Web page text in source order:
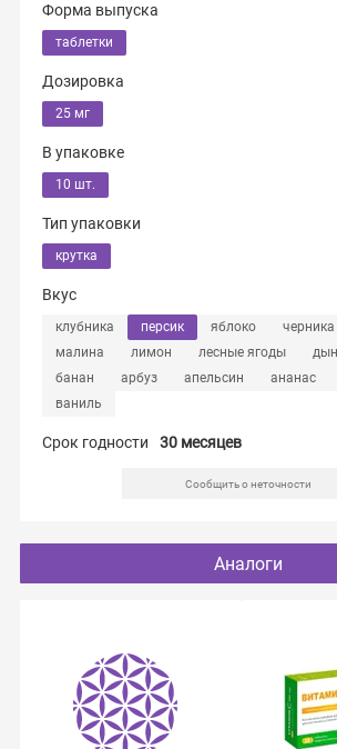
Форма выпуска
таблетки
Дозировка
25 мг
В упаковке
10 шт.
Тип упаковки
крутка
Вкус
клубника персик яблоко черника
малина
лимон лесные ягоды
банан
арбуз апельсин ананас
ваниль
Срок годности 30 месяцев
Сообщить о неточности
Аналоги